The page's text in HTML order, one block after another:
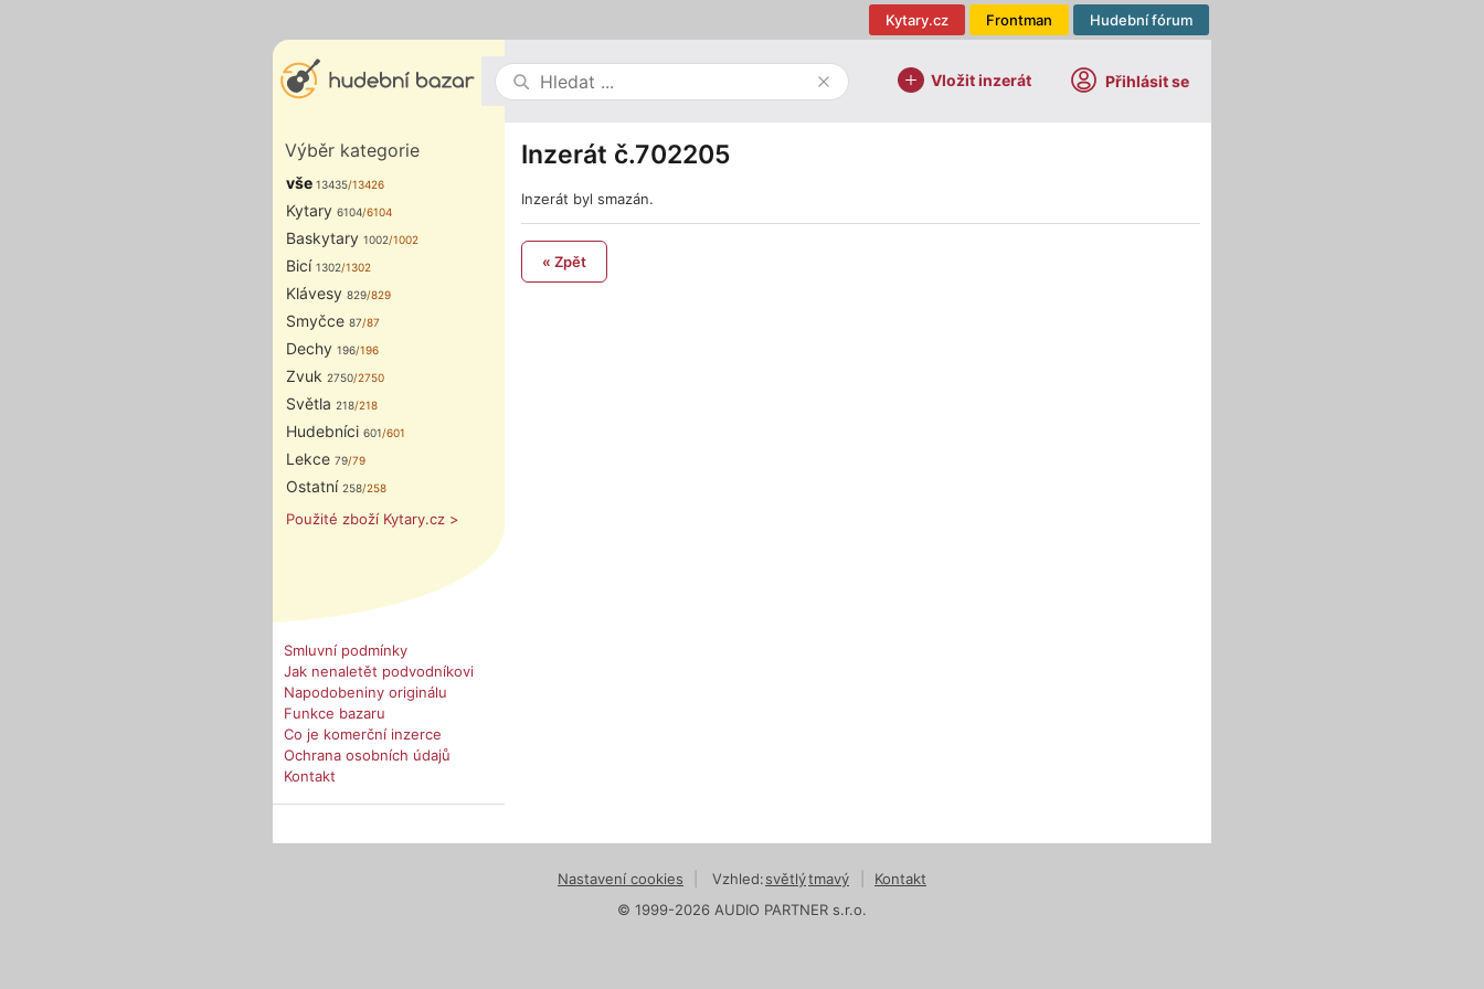
Hudební fórum
Frontman
Kytary.cz
Vložit inzerát Přihlásit se
Výběr kategorie
vše 13435/13426
Kytary 6104/6104
Baskytary 1002/1002
Bicí 1302/1302
Klávesy 829/829
Smyčce 87/87
Dechy 196/196
Zvuk 2750/2750
Světla 218/218
Hudebníci 601/601
Lekce 79/79
Ostatní 258/258
Použité zboží Kytary.cz >
Smluvní podmínky
Jak nenaletět podvodníkovi
Napodobeniny originálu
Funkce bazaru
Co je komerční inzerce
Ochrana osobních údajů
Kontakt
Inzerát č.702205
Inzerát byl smazán.
« Zpět
Nastavení cookies Vzhled:světlýtmavý
Kontakt
© 1999-2026 AUDIO PARTNER s.r.o.